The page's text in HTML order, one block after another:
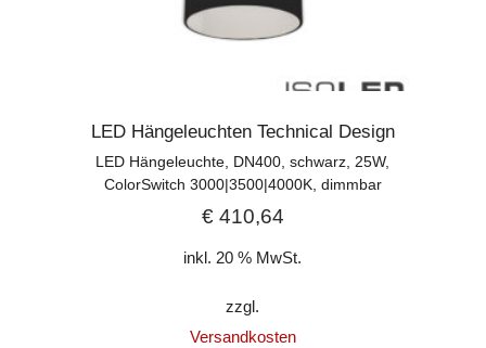
LED Hängeleuchten Technical Design
LED Hängeleuchte, DN400, schwarz, 25W,
ColorSwitch 3000|3500|4000K, dimmbar
€410,64
inkl. 20 % MwSt.
zzgl.
Versandkosten